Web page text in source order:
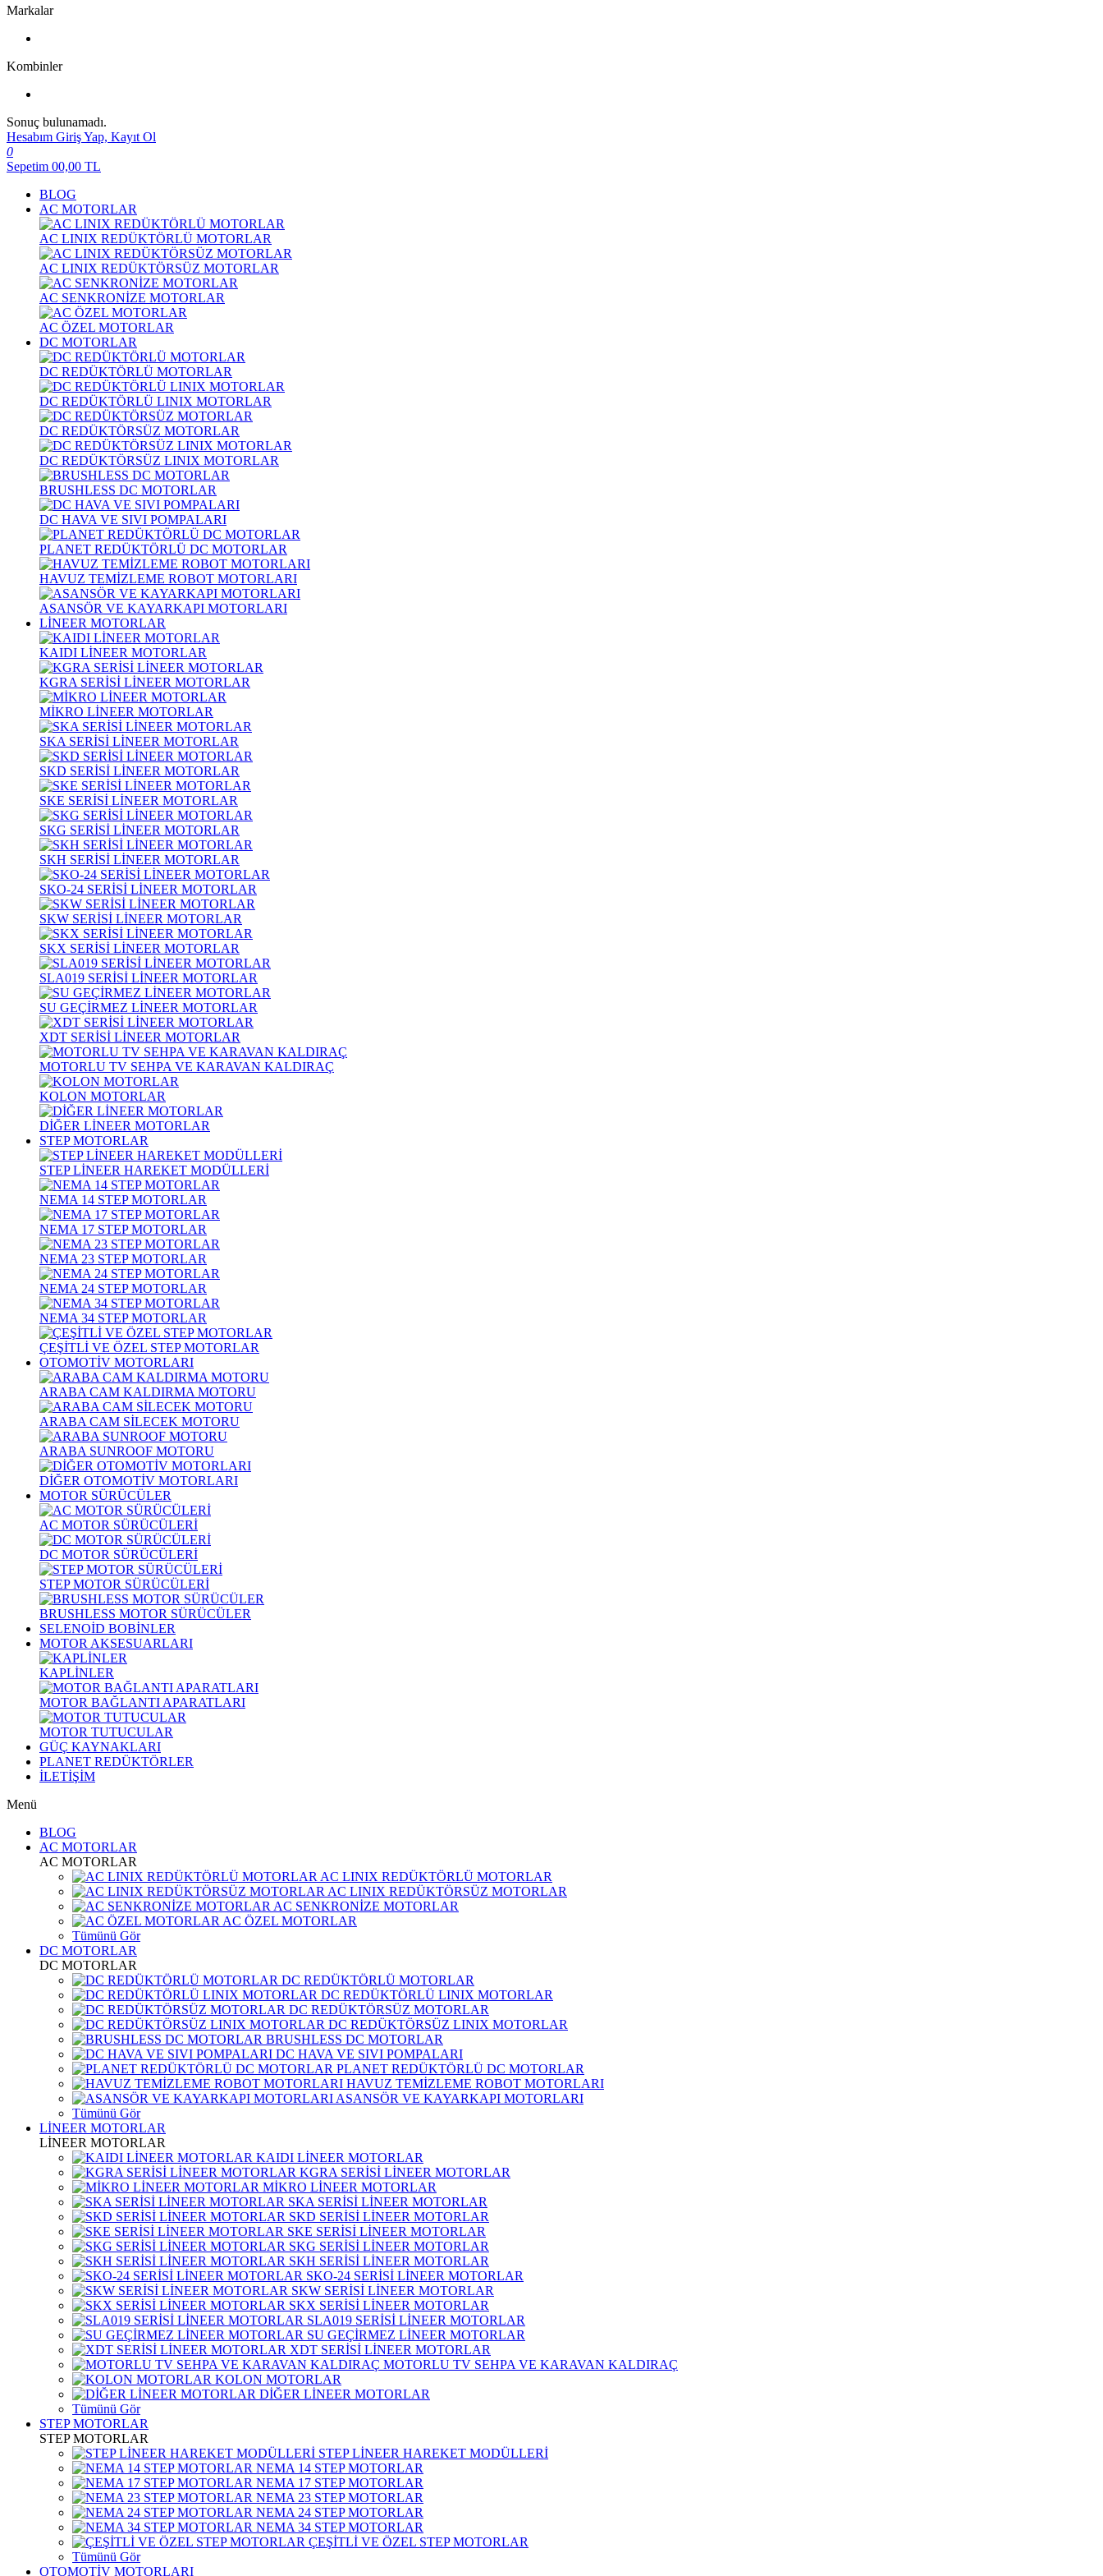
Markalar
Kombinler
Sonuç bulunamadı.
Hesabım Giriş Yap, Kayıt Ol
0
Sepetim 00,00 TL
BLOG
AC MOTORLAR
AC LINIX REDÜKTÖRLÜ MOTORLAR
AC LINIX REDÜKTÖRSÜZ MOTORLAR
AC SENKRONİZE MOTORLAR
AC ÖZEL MOTORLAR
DC MOTORLAR
DC REDÜKTÖRLÜ MOTORLAR
DC REDÜKTÖRLÜ LINIX MOTORLAR
DC REDÜKTÖRSÜZ MOTORLAR
DC REDÜKTÖRSÜZ LINIX MOTORLAR
BRUSHLESS DC MOTORLAR
DC HAVA VE SIVI POMPALARI
PLANET REDÜKTÖRLÜ DC MOTORLAR
HAVUZ TEMİZLEME ROBOT MOTORLARI
ASANSÖR VE KAYARKAPI MOTORLARI
LİNEER MOTORLAR
KAIDI LİNEER MOTORLAR
KGRA SERİSİ LİNEER MOTORLAR
MİKRO LİNEER MOTORLAR
SKA SERİSİ LİNEER MOTORLAR
SKD SERİSİ LİNEER MOTORLAR
SKE SERİSİ LİNEER MOTORLAR
SKG SERİSİ LİNEER MOTORLAR
SKH SERİSİ LİNEER MOTORLAR
SKO-24 SERİSİ LİNEER MOTORLAR
SKW SERİSİ LİNEER MOTORLAR
SKX SERİSİ LİNEER MOTORLAR
SLA019 SERİSİ LİNEER MOTORLAR
SU GEÇİRMEZ LİNEER MOTORLAR
XDT SERİSİ LİNEER MOTORLAR
MOTORLU TV SEHPA VE KARAVAN KALDIRAÇ
KOLON MOTORLAR
DİĞER LİNEER MOTORLAR
STEP MOTORLAR
STEP LİNEER HAREKET MODÜLLERİ
NEMA 14 STEP MOTORLAR
NEMA 17 STEP MOTORLAR
NEMA 23 STEP MOTORLAR
NEMA 24 STEP MOTORLAR
NEMA 34 STEP MOTORLAR
ÇEŞİTLİ VE ÖZEL STEP MOTORLAR
OTOMOTİV MOTORLARI
ARABA CAM KALDIRMA MOTORU
ARABA CAM SİLECEK MOTORU
ARABA SUNROOF MOTORU
DİĞER OTOMOTİV MOTORLARI
MOTOR SÜRÜCÜLER
AC MOTOR SÜRÜCÜLERİ
DC MOTOR SÜRÜCÜLERİ
STEP MOTOR SÜRÜCÜLERİ
BRUSHLESS MOTOR SÜRÜCÜLER
SELENOİD BOBİNLER
MOTOR AKSESUARLARI
KAPLİNLER
MOTOR BAĞLANTI APARATLARI
MOTOR TUTUCULAR
GÜÇ KAYNAKLARI
PLANET REDÜKTÖRLER
İLETİŞİM
Menü
BLOG
AC MOTORLAR
AC MOTORLAR
AC LINIX REDÜKTÖRLÜ MOTORLAR
AC LINIX REDÜKTÖRSÜZ MOTORLAR
AC SENKRONİZE MOTORLAR
AC ÖZEL MOTORLAR
Tümünü Gör
DC MOTORLAR
DC MOTORLAR
DC REDÜKTÖRLÜ MOTORLAR
DC REDÜKTÖRLÜ LINIX MOTORLAR
DC REDÜKTÖRSÜZ MOTORLAR
DC REDÜKTÖRSÜZ LINIX MOTORLAR
BRUSHLESS DC MOTORLAR
DC HAVA VE SIVI POMPALARI
PLANET REDÜKTÖRLÜ DC MOTORLAR
HAVUZ TEMİZLEME ROBOT MOTORLARI
ASANSÖR VE KAYARKAPI MOTORLARI
Tümünü Gör
LİNEER MOTORLAR
LİNEER MOTORLAR
KAIDI LİNEER MOTORLAR
KGRA SERİSİ LİNEER MOTORLAR
MİKRO LİNEER MOTORLAR
SKA SERİSİ LİNEER MOTORLAR
SKD SERİSİ LİNEER MOTORLAR
SKE SERİSİ LİNEER MOTORLAR
SKG SERİSİ LİNEER MOTORLAR
SKH SERİSİ LİNEER MOTORLAR
SKO-24 SERİSİ LİNEER MOTORLAR
SKW SERİSİ LİNEER MOTORLAR
SKX SERİSİ LİNEER MOTORLAR
SLA019 SERİSİ LİNEER MOTORLAR
SU GEÇİRMEZ LİNEER MOTORLAR
XDT SERİSİ LİNEER MOTORLAR
MOTORLU TV SEHPA VE KARAVAN KALDIRAÇ
KOLON MOTORLAR
DİĞER LİNEER MOTORLAR
Tümünü Gör
STEP MOTORLAR
STEP MOTORLAR
STEP LİNEER HAREKET MODÜLLERİ
NEMA 14 STEP MOTORLAR
NEMA 17 STEP MOTORLAR
NEMA 23 STEP MOTORLAR
NEMA 24 STEP MOTORLAR
NEMA 34 STEP MOTORLAR
ÇEŞİTLİ VE ÖZEL STEP MOTORLAR
Tümünü Gör
OTOMOTİV MOTORLARI